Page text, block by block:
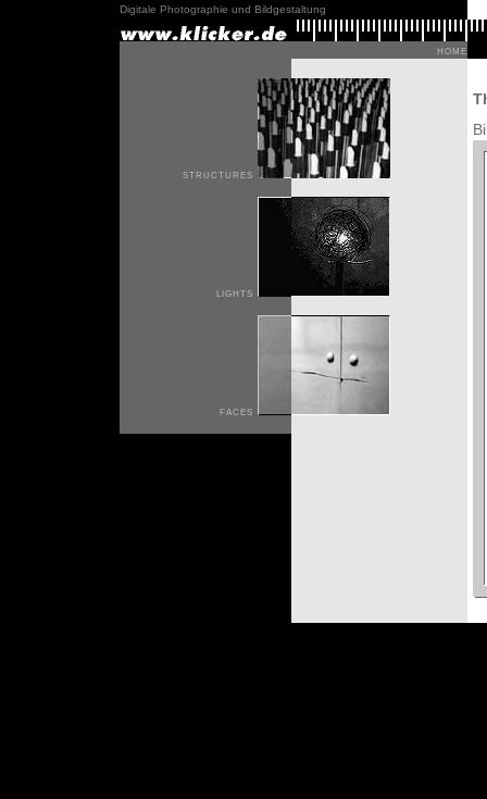
Digitale Photographie und Bildgestaltung
home
structures
lights
faces